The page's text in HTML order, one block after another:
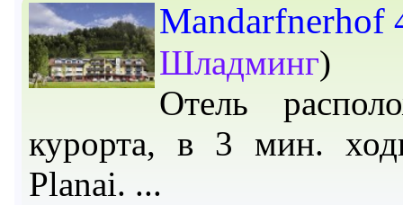
Mandarfnerhof
Шладминг)
Отель
курорта, в 3 мин.
Planai.